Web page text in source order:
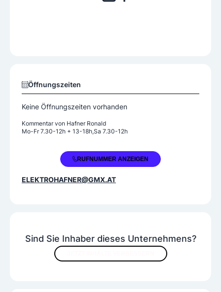
Sind Sie Inhaber dieses Unternehmens?
Öffnungszeiten
Keine Öffnungszeiten vorhanden
Kommentar von Hafner Ronald
Mo-Fr 7.30-12h + 13-18h,Sa 7.30-12h
+43 3327 2204RUFNUMMER ANZEIGEN
ELEKTROHAFNER@GMX.AT